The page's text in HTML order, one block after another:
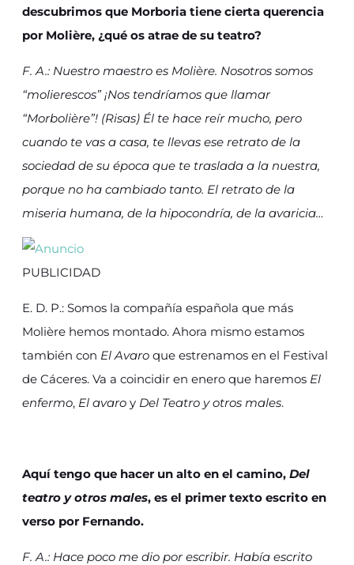
descubrimos que Morboria tiene cierta querencia
por Molière, ¿qué os atrae de su teatro?
F. A.: Nuestro maestro es Molière. Nosotros somos
“molierescos” ¡Nos tendríamos que llamar
“Morbolière”! (Risas) Él te hace reír mucho, pero
cuando te vas a casa, te llevas ese retrato de la
sociedad de su época que te traslada a la nuestra,
porque no ha cambiado tanto. El retrato de la
miseria humana, de la hipocondría, de la avaricia…
PUBLICIDAD
E. D. P.: Somos la compañía española que más
Molière hemos montado. Ahora mismo estamos
también con El Avaro que estrenamos en el Festival
de Cáceres. Va a coincidir en enero que haremos El
enfermo, El avaro y Del Teatro y otros males.
Aquí tengo que hacer un alto en el camino, Del
teatro y otros males, es el primer texto escrito en
verso por Fernando.
F. A.: Hace poco me dio por escribir. Había escrito